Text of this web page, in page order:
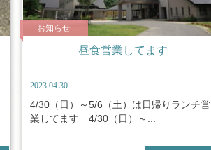
お知らせ
昼食営業してます
2023.04.30
4/30（日）～5/6（土）は日帰りランチ営
業してます 4/30（日）～...